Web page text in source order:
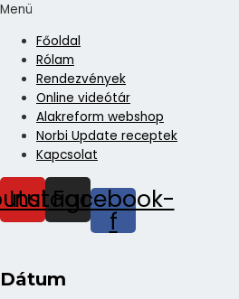
Menü
Főoldal
Rólam
Rendezvények
Online videótár
Alakreform webshop
Norbi Update receptek
Kapcsolat
Instagram
Facebook-
f
Dátum